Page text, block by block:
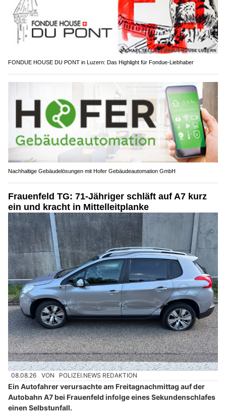
FONDUE HOUSE DU PONT in Luzern: Das Highlight für Fondue-Liebhaber
Nachhaltige Gebäudelösungen mit Hofer Gebäudeautomation GmbH
Frauenfeld TG: 71-Jähriger schläft auf A7 kurz
ein und kracht in Mittelleitplanke
08.08.26 VON POLIZEI.NEWS REDAKTION
Ein Autofahrer verursachte am Freitagnachmittag auf der
Autobahn A7 bei Frauenfeld infolge eines Sekundenschlafes
einen Selbstunfall.